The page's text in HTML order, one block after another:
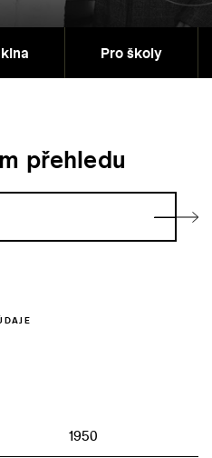
Pro školy
přehledu
1950